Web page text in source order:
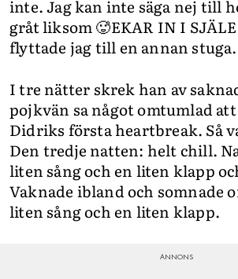
inte. Jag kan inte säga nej till
gråt liksom 🥵EKAR IN I
flyttade jag till en annan stuga.
I tre nätter skrek han av
pojkvän sa något omtumlad
Didriks första heartbreak. Så
Den tredje natten: helt chill.
liten sång och en liten klapp
Vaknade ibland och somnade
liten sång och en liten klapp.